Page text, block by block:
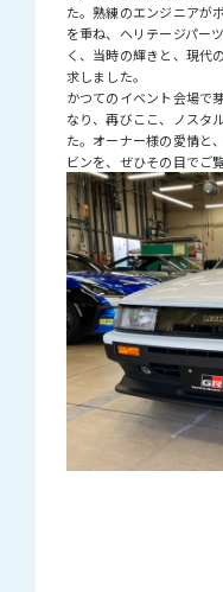
た。熟練のエンジニアが
を重ね、ヘリテージパー
く、当時の輝きと、現代
求しました。
かつてのイベント会場で
なり、再びここ、ノスタ
た。オーナー様の愛情と
ビンを、ぜひその目でご